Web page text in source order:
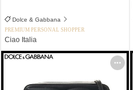
Dolce & Gabbana
PREMIUM PERSONAL SHOPPER
Ciao Italia